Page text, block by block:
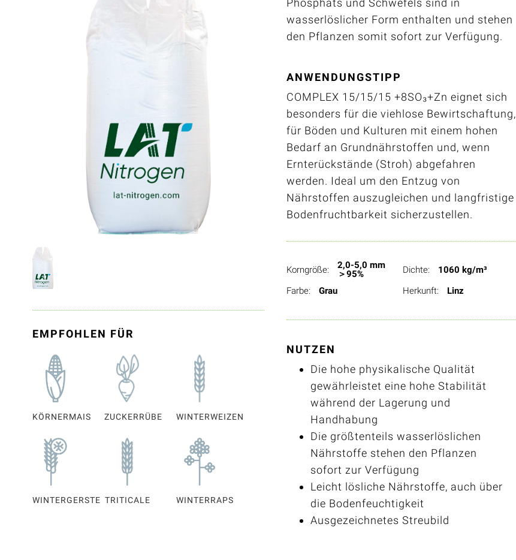
EMPFOHLEN FÜR
KÖRNERMAIS ZUCKERRÜBE WINTERWEIZEN
WINTERGERSTE TRITICALE WINTERRAPS
wasserlöslicher Form enthalten und stehen
den Pflanzen somit sofort zur Verfügung.
ANWENDUNGSTIPP
COMPLEX 15/15/15 +8SO₃+Zn eignet sich
besonders für die viehlose Bewirtschaftung,
für Böden und Kulturen mit einem hohen
Bedarf an Grundnährstoffen und, wenn
Ernterückstände (Stroh) abgefahren
werden. Ideal um den Entzug von
Nährstoffen auszugleichen und langfristige
Bodenfruchtbarkeit sicherzustellen.
Korngröße:
2,0-5,0 mm
＞95%
Dichte:
1060 kg/m³
Farbe:
Grau Herkunft: Linz
NUTZEN
Die hohe physikalische Qualität
gewährleistet eine hohe Stabilität
während der Lagerung und
Handhabung
Die größtenteils wasserlöslichen
Nährstoffe stehen den Pflanzen
sofort zur Verfügung
Leicht lösliche Nährstoffe, auch über
die Bodenfeuchtigkeit
Ausgezeichnetes Streubild